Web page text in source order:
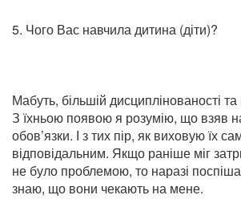
5. Чого Вас навчила дитина (діти)?
Мабуть, більшій дисциплінованості та
З їхньою появою я розумію, що взяв
обов’язки. І з тих пір, як виховую їх
відповідальним. Якщо раніше міг
не було проблемою, то наразі
знаю, що вони чекають на мене.